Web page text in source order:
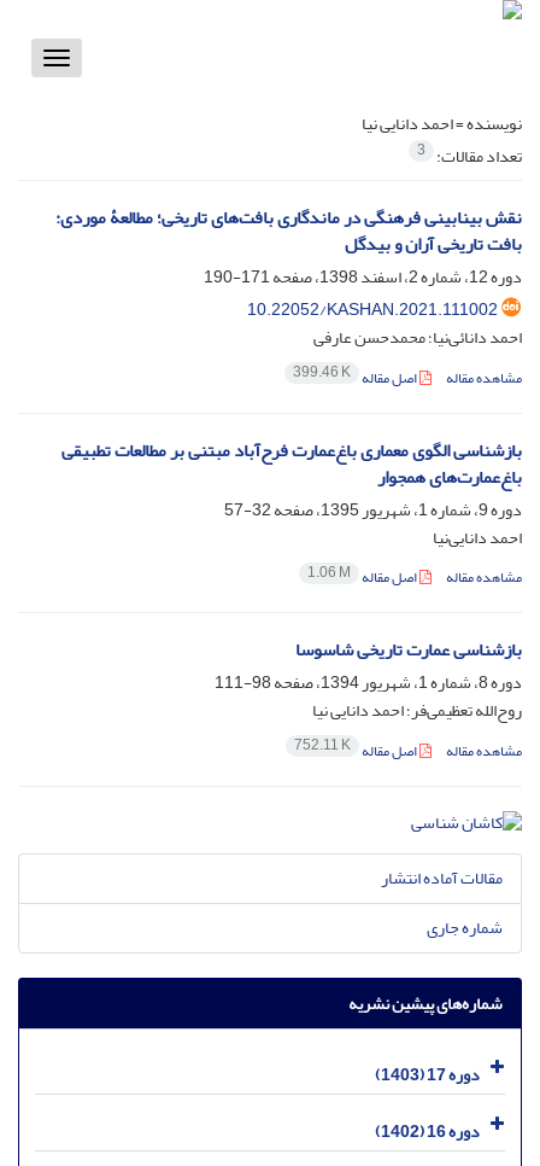
Toggle
نویسنده =احمد دانایی نیا
تعداد مقالات: 3
نقش بینابینی فرهنگی در ماندگاری بافت‌های تاریخی؛ مطالعۀ موردی:
بافت تاریخی آران و بیدگل
دوره 12، شماره 2، اسفند 1398، صفحه
171-190
10.22052/KASHAN.2021.111002
احمد دانائی‌نیا؛ محمدحسن عارفی
مشاهده مقاله اصل مقاله 399.46 K
بازشناسی الگوی معماری باغ‌عمارت فرح‌آباد مبتنی بر مطالعات تطبیقی
باغ‌‌عمارت‌های همجوار
دوره 9، شماره 1، شهریور 1395، صفحه
32-57
احمد دانایی‌نیا
مشاهده مقاله اصل مقاله 1.06 M
بازشناسی عمارت تاریخی شاسوسا
دوره 8، شماره 1، شهریور 1394، صفحه
98-111
روح‌الله تعظیمی‌فر؛ احمد دانایی نیا
مشاهده مقاله اصل مقاله 752.11 K
مقالات آماده انتشار
شماره جاری
شماره‌های پیشین نشریه
دوره 17 (1403)
دوره 16 (1402)